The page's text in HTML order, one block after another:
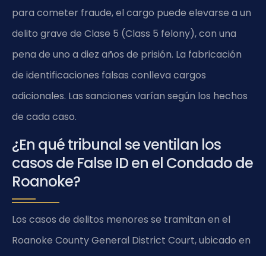
para cometer fraude, el cargo puede elevarse a un
delito grave de Clase 5 (Class 5 felony), con una
pena de uno a diez años de prisión. La fabricación
de identificaciones falsas conlleva cargos
adicionales. Las sanciones varían según los hechos
de cada caso.
¿En qué tribunal se ventilan los
casos de False ID en el Condado de
Roanoke?
Los casos de delitos menores se tramitan en el
Roanoke County General District Court, ubicado en